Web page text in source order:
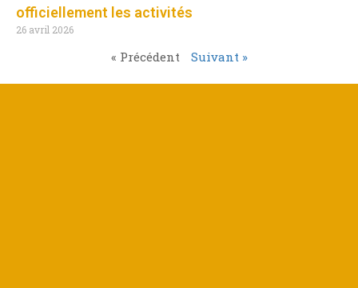
officiellement les activités
26 avril 2026
« Précédent Suivant »